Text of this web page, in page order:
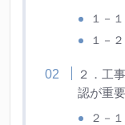
１－
１－
２．工
認が重要
２－